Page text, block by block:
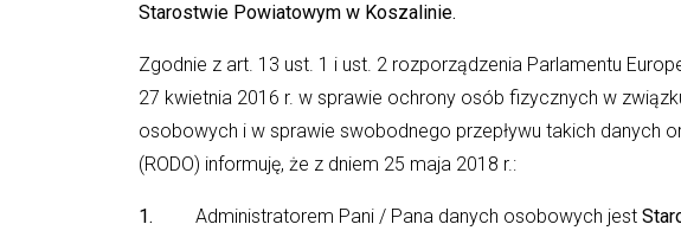
Starostwie Powiatowym w Koszalinie.
Zgodnie z art. 13 ust. 1 i ust. 2 rozporządzenia Parlamentu
27 kwietnia 2016 r. w sprawie ochrony osób fizycznych w
osobowych i w sprawie swobodnego przepływu takich danych
(RODO) informuję, że z dniem 25 maja 2018 r.:
1. Administratorem Pani / Pana danych osobowych jest